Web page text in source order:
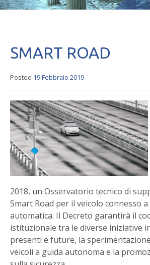
content
SMART ROAD
Posted 19 Febbraio 2019
2018, un Osservatorio tecnico di
Smart Road per il veicolo connesso
automatica. Il Decreto garantirà il
istituzionale tra le diverse iniziative
presenti e future, la
veicoli a guida autonoma e la